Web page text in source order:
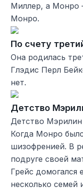
Миллер, а Монро
Монро.
По счету
Она родилась
Глэдис Перл
нет.
Детство
Детство
Когда Монро
шизофренией. В
подруге своей
Грейс домогался
несколько семей